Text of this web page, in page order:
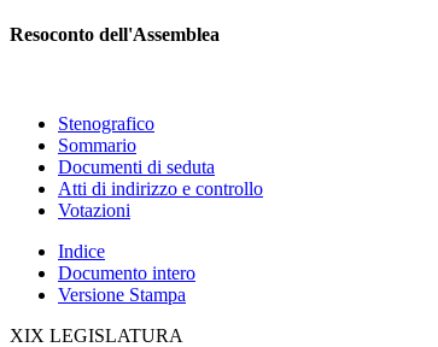
Resoconto dell'Assemblea
Stenografico
Sommario
Documenti di seduta
Atti di indirizzo e controllo
Votazioni
Indice
Documento intero
Versione Stampa
XIX LEGISLATURA